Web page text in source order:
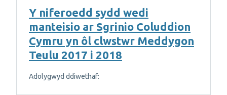
Y niferoedd sydd wedi
manteisio ar Sgrinio Coluddion
Cymru yn ôl clwstwr Meddygon
Teulu 2017 i 2018
Adolygwyd ddiwethaf: